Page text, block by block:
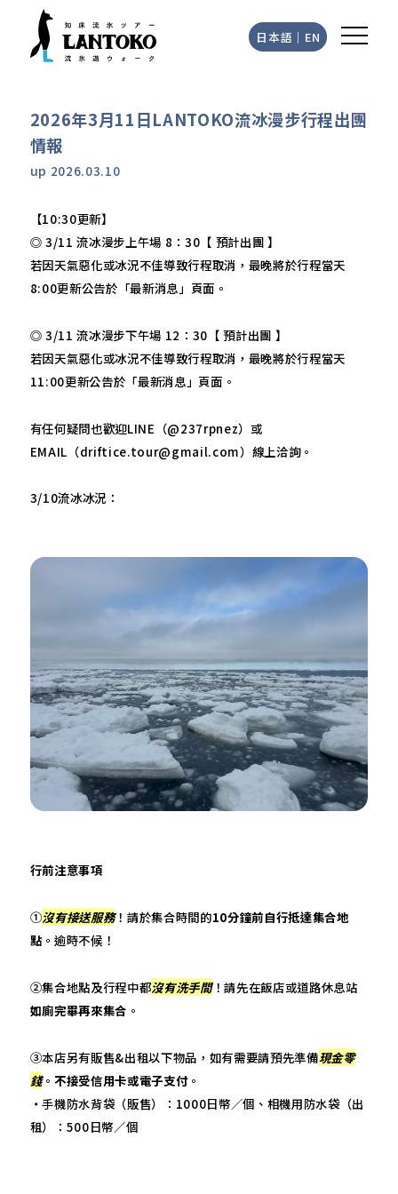
日本語 ｜ EN
2026年3月11日LANTOKO流冰漫步行程出團
情報
up 2026.03.10
【10:30更新】
◎ 3/11 流冰漫步上午場 8：30【 預計出團 】
若因天氣惡化或冰況不佳導致行程取消，最晚將於行程當天
8:00更新公告於「最新消息」頁面。
◎ 3/11 流冰漫步下午場 12：30【 預計出團 】
若因天氣惡化或冰況不佳導致行程取消，最晚將於行程當天
11:00更新公告於「最新消息」頁面。
有任何疑問也歡迎LINE（@237rpnez）或
EMAIL（driftice.tour@gmail.com）線上洽詢。
3/10流冰冰況：
行前注意事項
①沒有接送服務！請於集合時間的10分鐘前自行抵達集合地
點。逾時不候！
②集合地點及行程中都沒有洗手間！請先在飯店或道路休息站
如廁完畢再來集合 。
③本店另有販售&出租以下物品，如有需要請預先準備現金零
錢。 不接受信用卡或電子支付。
・手機防水背袋（販售）：1000日幣／個、相機用防水袋（出
租）：500日幣／個